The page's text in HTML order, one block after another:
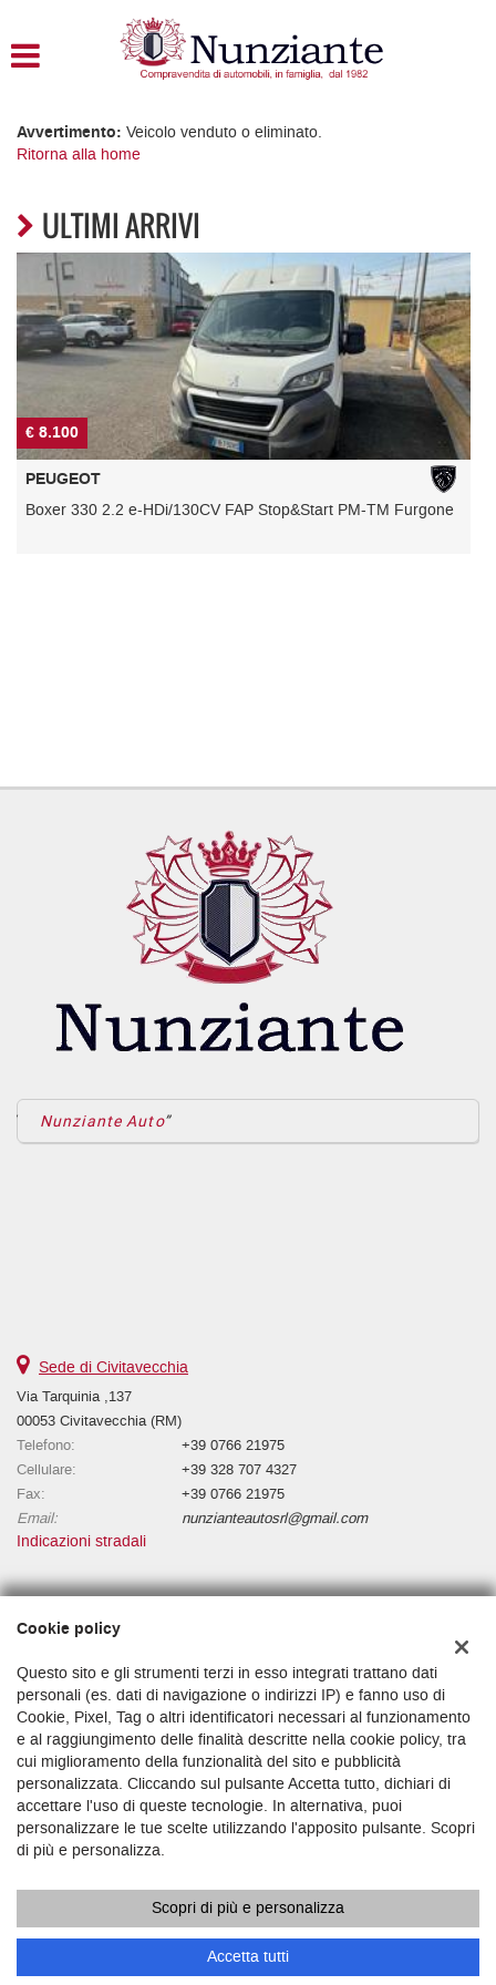
ACQUISTIAMO USATO
ASSISTENZA
CONTATTI
Avvertimento: Veicolo venduto o eliminato.
Ritorna alla home
ULTIMI ARRIVI
FAP Stop&Start PM-TM Furgone
€ 20.500
3008 BlueHDi 130 S&S EAT8
Nunziante Auto
Sede di Civitavecchia
Via Tarquinia ,137
00053 Civitavecchia (RM)
Telefono:
+39 0766 21975
Cellulare:
+39 328 707 4327
Fax:
+39 0766 21975
Email:
nunzianteautosrl@gmail.com
Indicazioni stradali
Dati fiscali:
Via Niccolò l'Alunno, 1500196 Roma RM
C.F/P.IVA: 16377001009
Registro delle imprese:RM
Copyright © 2026 GestionaleAuto.com S.r.l., Tutti i diritti riservati -
Leggi l'informativa sulla privacy-Cookie Policy
GestionaleAuto.com
Cookie policy
Questo sito e gli strumenti terzi in esso integrati trattano dati
personali (es. dati di navigazione o indirizzi IP) e fanno uso di
Cookie, Pixel, Tag o altri identificatori necessari al funzionamento
e al raggiungimento delle finalità descritte nella cookie policy, tra
cui miglioramento della funzionalità del sito e pubblicità
personalizzata. Cliccando sul pulsante Accetta tutto, dichiari di
accettare l'uso di queste tecnologie. In alternativa, puoi
personalizzare le tue scelte utilizzando l'apposito pulsante. Scopri
di più e personalizza.
Scopri di più e personalizza
Accetta tutti